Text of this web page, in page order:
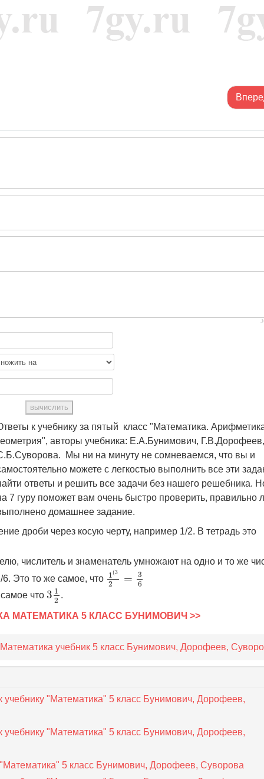
к учебнику за пятый класс "Математика.
авторы учебника: Е.А.Бунимович,
Мы ни на минуту не сомневаемся, что вы и
можете с легкостью выполнить все эти
ответы и решить все задачи без нашего решебника.
7 гуру поможет вам очень быстро проверить, правильно
домашнее задание.
дроби через косую черту, например 1/2. В тетрадь это
числитель и знаменатель умножают на одно и то же
6. Это то же самое, что 1(3
2 =
3
6
1(3 =3
что 3 1
2
3 1
.
МАТЕМАТИКА 5 КЛАСС БУНИМОВИЧ >>
учебник 5 класс Бунимович, Дорофеев,
"Математика" 5 класс Бунимович, Дорофеев,
"Математика" 5 класс Бунимович, Дорофеев,
5 класс Бунимович, Дорофеев, Суворова